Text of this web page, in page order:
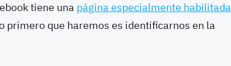
tiene una página especialmente habilitada
primero que haremos es identificarnos en la